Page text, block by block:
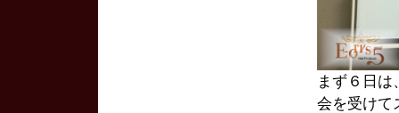
まず６日
会を受けて